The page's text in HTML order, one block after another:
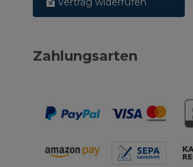
Zahlungsarten